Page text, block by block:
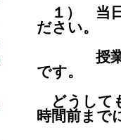
１） 当日
ださい。
授業予定
です。
どうして
時間前まで